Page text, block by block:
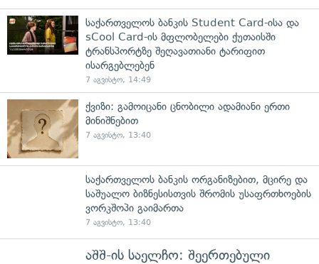
საქართველოს ბანკის Student Card-ისა და
sCool Card-ის მფლობელები ქუთაისში
ტრანსპორტზე შეღავათიანი ტარიფით
ისარგებლებენ
7 აგვისტო, 14:49
ქვიზი: გამოიცანი ცნობილი ადამიანი ერთი
მინიშნებით
7 აგვისტო, 13:40
საქართველოს ბანკის ორგანიზებით, მცირე და
საშუალო ბიზნესისთვის შრომის უსაფრთხოების
ვორკშოპი გაიმართა
7 აგვისტო, 13:40
აშშ-ის საელჩო: შეერთებული